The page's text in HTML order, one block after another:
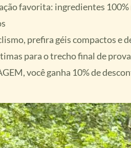
favorita: ingredientes
prefira géis compactos e
para o trecho final de
você ganha 10% de